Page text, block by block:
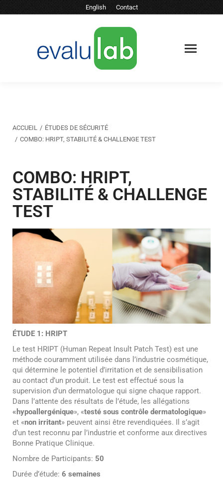
English Contact
Vous êtes ici :
ACCUEIL
ÉTUDES DE SÉCURITÉ
COMBO: HRIPT, STABILITÉ & CHALLENGE TEST
COMBO: HRIPT,
STABILITÉ & CHALLENGE
TEST
ÉTUDE 1: HRIPT
Le test HRIPT (Human Repeat Insult Patch Test) est une
méthode couramment utilisée dans l’industrie cosmétique,
qui détermine le potentiel d’irritation et de sensibilisation
au contact d’un produit. Le test est effectué sous la
supervision d’un dermatologue qui signe chaque rapport.
Dans l’attente des résultats de l’étude, les allégations
«hypoallergénique», «testé sous contrôle dermatologique»
et «non irritant» peuvent ainsi être revendiquées. Il s’agit
d’un test reconnu par l’industrie et conforme aux directives
Bonne Pratique Clinique.
Nombre de Participants: 50
Durée d’étude: 6 semaines